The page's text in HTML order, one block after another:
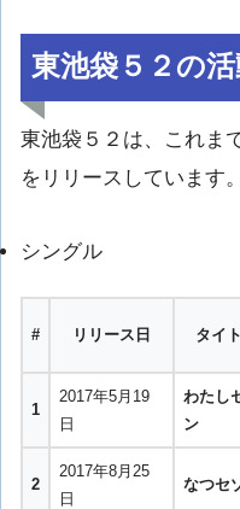
東池袋５２の
東池袋５２は、これま
をリリースしています。
シングル
# リリース日 タイ
1
2017年5月19
日
わたし
ン
2
2017年8月25
日
なつセ